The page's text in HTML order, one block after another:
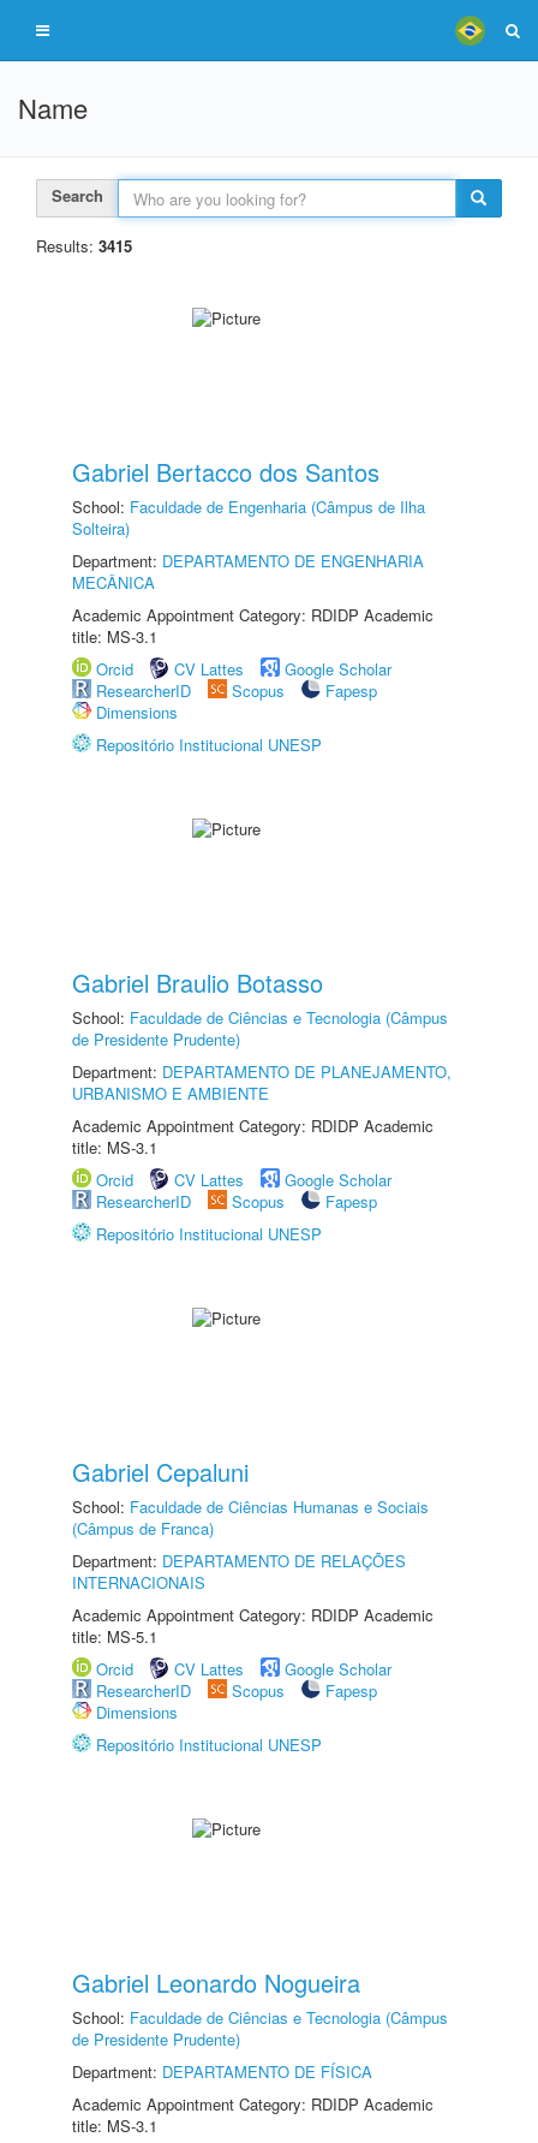
Name
Search
Results: 3415
Gabriel Bertacco dos Santos
School: Faculdade de Engenharia (Câmpus de Ilha
Solteira)
Department: DEPARTAMENTO DE ENGENHARIA
MECÂNICA
Academic Appointment Category: RDIDP Academic
title: MS-3.1
Orcid
CV Lattes
Google Scholar
ResearcherID
Scopus
Fapesp
Dimensions
Repositório Institucional UNESP
Gabriel Braulio Botasso
School: Faculdade de Ciências e Tecnologia (Câmpus
de Presidente Prudente)
Department: DEPARTAMENTO DE PLANEJAMENTO,
URBANISMO E AMBIENTE
Academic Appointment Category: RDIDP Academic
title: MS-3.1
Orcid
CV Lattes
Google Scholar
ResearcherID
Scopus
Fapesp
Repositório Institucional UNESP
Gabriel Cepaluni
School: Faculdade de Ciências Humanas e Sociais
(Câmpus de Franca)
Department: DEPARTAMENTO DE RELAÇÕES
INTERNACIONAIS
Academic Appointment Category: RDIDP Academic
title: MS-5.1
Orcid
CV Lattes
Google Scholar
ResearcherID
Scopus
Fapesp
Dimensions
Repositório Institucional UNESP
Gabriel Leonardo Nogueira
School: Faculdade de Ciências e Tecnologia (Câmpus
de Presidente Prudente)
Department: DEPARTAMENTO DE FÍSICA
Academic Appointment Category: RDIDP Academic
title: MS-3.1